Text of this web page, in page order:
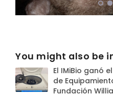
You might also be
El IMiBio ganó
de
Fundación